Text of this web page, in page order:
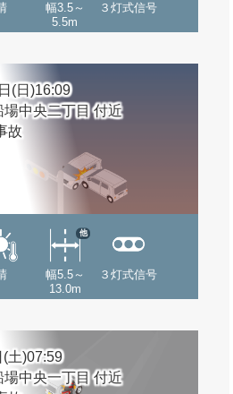
幅3.5～
5.5m
３灯式信号
(日)16:09
場中央二丁目 付近
故
幅5.5～
13.0m
他
３灯式信号
土)07:59
場中央一丁目 付近